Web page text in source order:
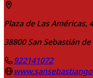
Plaza de Las Américas, 4
38800 San Sebastián
922141072